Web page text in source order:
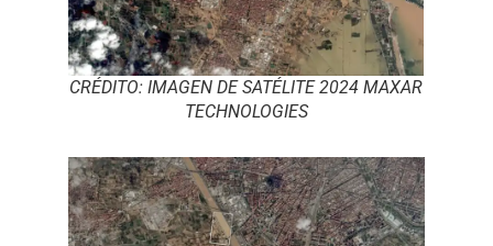
CRÉDITO: IMAGEN DE SATÉLITE 2024 MAXAR
TECHNOLOGIES